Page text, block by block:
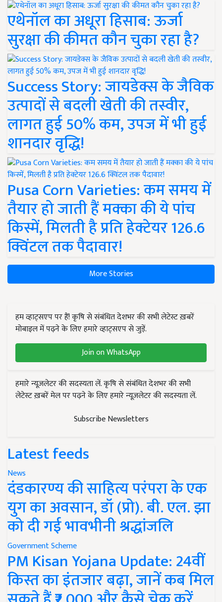
एथेनॉल का अधूरा हिसाब: ऊर्जा
सुरक्षा की कीमत कौन चुका रहा है?
Success Story: जायडेक्स के जैविक
उत्पादों से बदली खेती की तस्वीर,
लागत हुई 50% कम, उपज में भी हुई
शानदार वृद्धि!
Pusa Corn Varieties: कम समय में
तैयार हो जाती हैं मक्का की ये पांच
किस्में, मिलती है प्रति हेक्टेयर 126.6
क्विंटल तक पैदावार!
More Stories
हम व्हाट्सएप पर हैं! कृषि से संबंधित देशभर की सभी लेटेस्ट ख़बरें
मोबाइल में पढ़ने के लिए हमारे व्हाट्सएप से जुड़ें.
Join on WhatsApp
हमारे न्यूज़लेटर की सदस्यता लें. कृषि से संबंधित देशभर की सभी
लेटेस्ट ख़बरें मेल पर पढ़ने के लिए हमारे न्यूज़लेटर की सदस्यता लें.
Subscribe Newsletters
Latest feeds
News
दंडकारण्य की साहित्य परंपरा के एक
युग का अवसान, डॉ (प्रो). बी. एल. झा
को दी गई भावभीनी श्रद्धांजलि
Government Scheme
PM Kisan Yojana Update: 24वीं
किस्त का इंतजार बढ़ा, जानें कब मिल